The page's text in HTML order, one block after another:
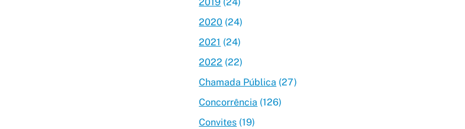
2020 (24)
2021 (24)
2022 (22)
Chamada Pública (27)
Concorrência (126)
Convites (19)